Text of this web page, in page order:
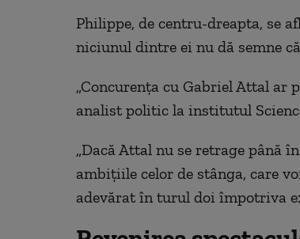
Philippe, de centru-dreapta, se
niciunul dintre ei nu dă semne
„Concurența cu Gabriel Attal ar
analist politic la institutul
„Dacă Attal nu se retrage până
ambițiile celor de stânga, care
adevărat în turul doi împotriva